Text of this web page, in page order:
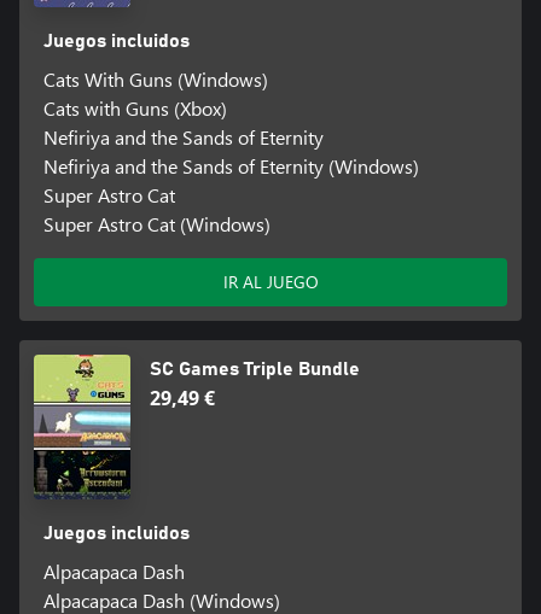
Juegos incluidos
Cats With Guns (Windows)
Cats with Guns (Xbox)
Nefiriya and the Sands of Eternity
Nefiriya and the Sands of Eternity (Windows)
Super Astro Cat
Super Astro Cat (Windows)
IR AL JUEGO
SC Games Triple Bundle
29,49 €
Juegos incluidos
Alpacapaca Dash
Alpacapaca Dash (Windows)